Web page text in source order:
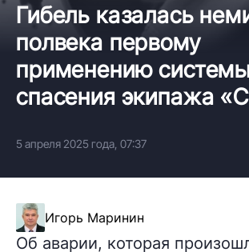
Гибель казалась
полвека первому
применению
спасения экипажа
5 апреля 2025 года, 07:37
Игорь Маринин
Об аварии, которая